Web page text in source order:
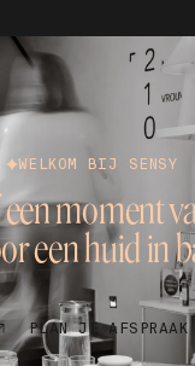
WELKOM BIJ SENSY
moment
een huid in
PLAN JE AFSPRAAK